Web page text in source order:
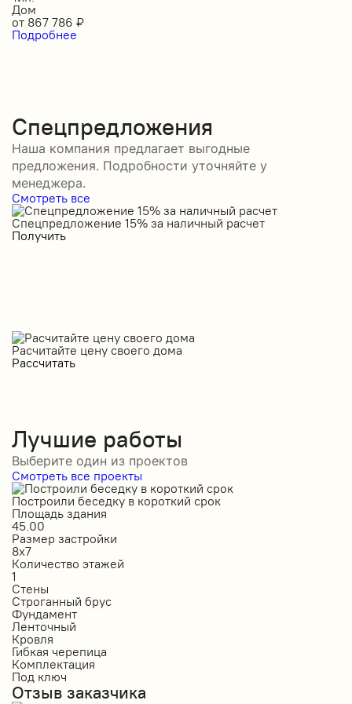
Дом
от 867 786 ₽
Подробнее
Спецпредложения
Наша компания предлагает выгодные
предложения. Подробности уточняйте у
менеджера.
Смотреть все
Спецпредложение 15% за наличный расчет
Получить
Расчитайте цену своего дома
Рассчитать
Лучшие работы
Выберите один из проектов
Смотреть все проекты
Построили беседку в короткий срок
Площадь здания
45.00
Размер застройки
8х7
Количество этажей
1
Стены
Строганный брус
Фундамент
Ленточный
Кровля
Гибкая черепица
Комплектация
Под ключ
Отзыв заказчика